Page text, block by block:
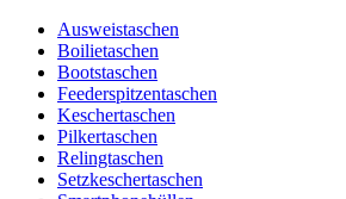
Ausweistaschen
Boilietaschen
Bootstaschen
Feederspitzentaschen
Keschertaschen
Pilkertaschen
Relingtaschen
Setzkeschertaschen